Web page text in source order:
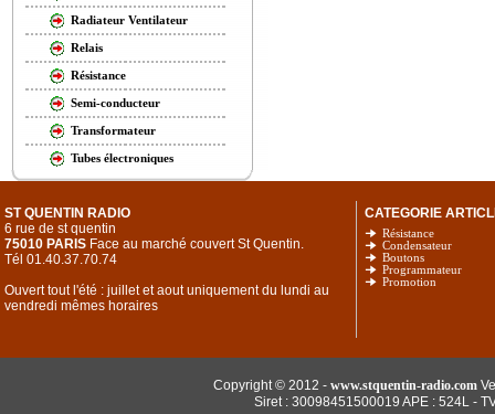
Radiateur Ventilateur
Relais
Résistance
Semi-conducteur
Transformateur
Tubes électroniques
ST QUENTIN RADIO
6 rue de st quentin
75010 PARIS Face au marché couvert St Quentin.
Tél 01.40.37.70.74
Ouvert tout l'été : juillet et aout uniquement du lundi au
vendredi mêmes horaires
CATEGORIE
Résistance
Condensateur
Boutons
Programmateur
Promotion
Copyright © 2012 - www.stquentin-radio.com
Siret : 30098451500019 APE : 524L -